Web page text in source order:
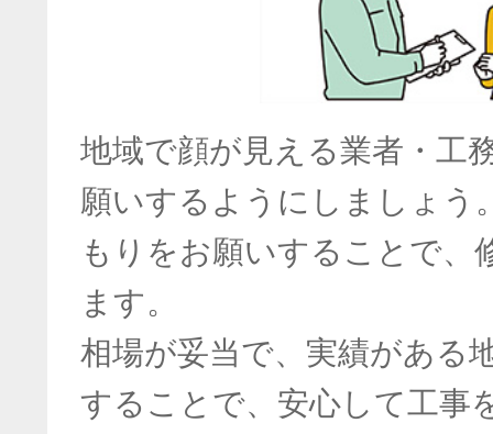
地域で顔が見える業者・工
願いするようにしましょう
もりをお願いすることで、
ます。
相場が妥当で、実績がある
することで、安心して工事